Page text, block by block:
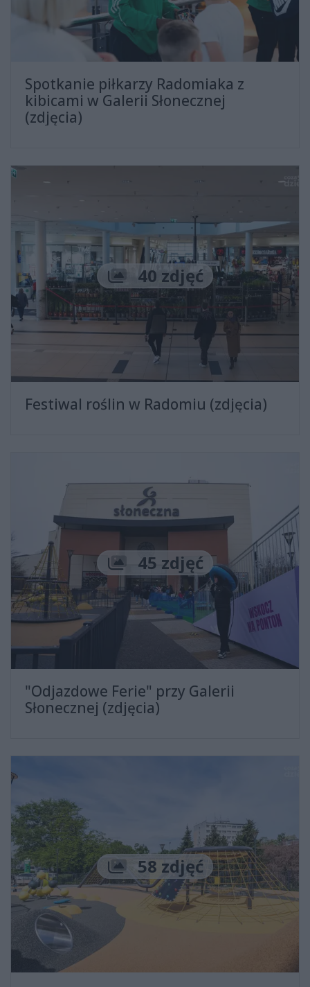
Spotkanie piłkarzy Radomiaka z
kibicami w Galerii Słonecznej
(zdjęcia)
Liczba zdjęć
40 zdjęć
Festiwal roślin w Radomiu (zdjęcia)
Liczba zdjęć
45 zdjęć
"Odjazdowe Ferie" przy Galerii
Słonecznej (zdjęcia)
Liczba zdjęć
58 zdjęć